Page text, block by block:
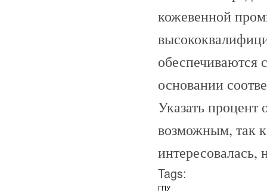
кожевенной
обеспечиваются
основании
Указать процент
возможным, так
интересовалась,
Tags:
ГПУ